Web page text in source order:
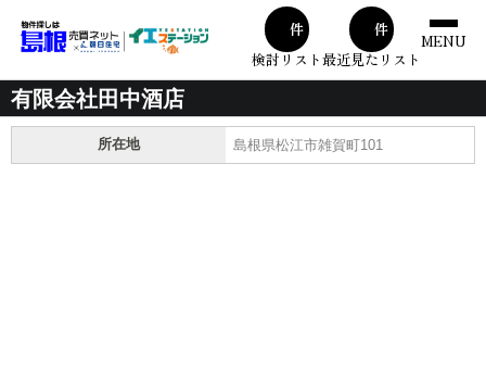
00件
検討リスト
00件
最近見たリスト
MENU
有限会社田中酒店
所在地 島根県松江市雑賀町101